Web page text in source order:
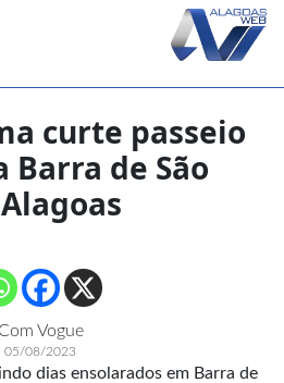
curte passeio
Barra de São
Com Vogue
05/08/2023
dias ensolarados em Barra de